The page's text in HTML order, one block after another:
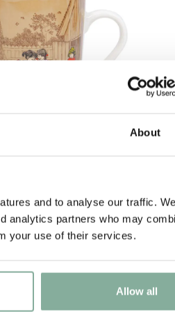
About
and to analyse our traffic.
analytics partners who may
your use of their services.
Allow all
IN DEN WARENKORB
Kinder aus Bullerbü Braun –
260 ml